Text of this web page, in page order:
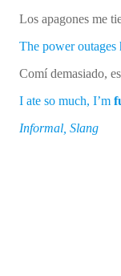
Los apagones me
The power outages
Comí demasiado,
I ate so much, I’m
Informal, Slang